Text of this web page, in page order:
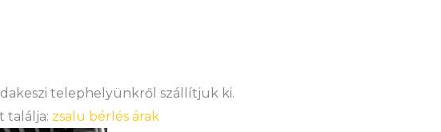
telephelyünkről szállítjuk ki.
találja: zsalu bérlés árak